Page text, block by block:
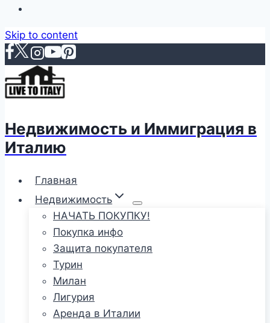
Skip to content
Недвижимость и Иммиграция в
Италию
Главная
Недвижимость
НАЧАТЬ ПОКУПКУ!
Покупка инфо
Защита покупателя
Турин
Милан
Лигурия
Аренда в Италии